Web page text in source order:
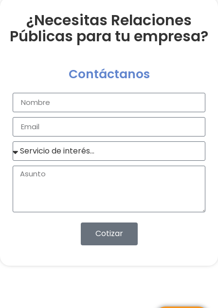
¿Necesitas Relaciones
Públicas para tu empresa?
Contáctanos
Cotizar